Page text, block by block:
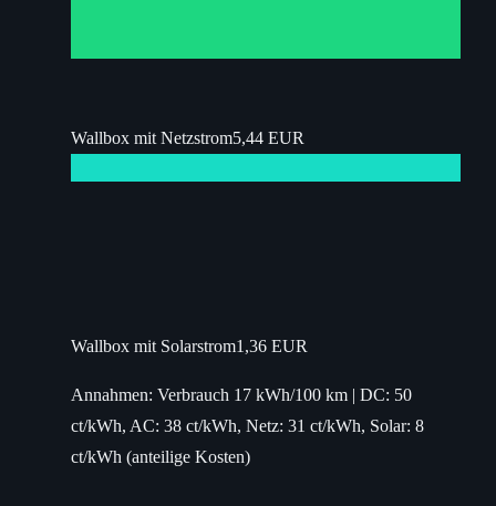
Wallbox mit Netzstrom5,44 EUR
Wallbox mit Solarstrom1,36 EUR
Annahmen: Verbrauch 17 kWh/100 km | DC: 50
ct/kWh, AC: 38 ct/kWh, Netz: 31 ct/kWh, Solar: 8
ct/kWh (anteilige Kosten)